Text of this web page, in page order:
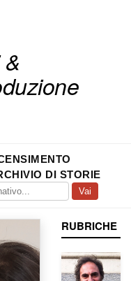
DI STORIE
Vai
RUBRICHE